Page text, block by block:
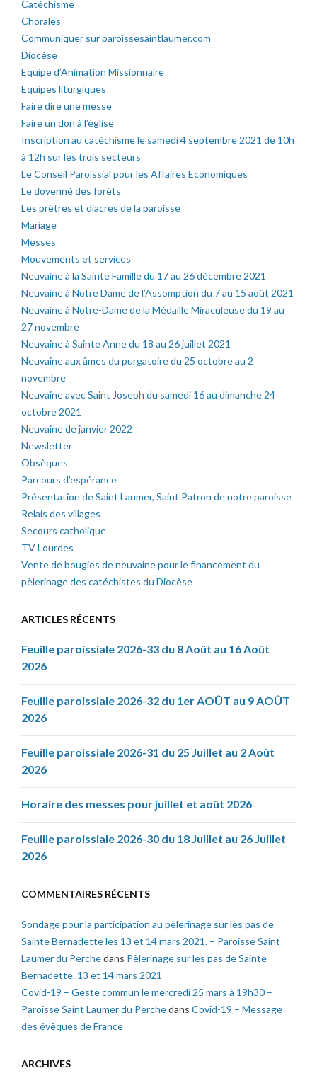
Catéchisme
Chorales
Communiquer sur paroissesaintlaumer.com
Diocèse
Equipe d’Animation Missionnaire
Equipes liturgiques
Faire dire une messe
Faire un don à l’église
Inscription au catéchisme le samedi 4 septembre 2021 de 10h
à 12h sur les trois secteurs
Le Conseil Paroissial pour les Affaires Economiques
Le doyenné des forêts
Les prêtres et diacres de la paroisse
Mariage
Messes
Mouvements et services
Neuvaine à la Sainte Famille du 17 au 26 décembre 2021
Neuvaine à Notre Dame de l’Assomption du 7 au 15 août 2021
Neuvaine à Notre-Dame de la Médaille Miraculeuse du 19 au
27 novembre
Neuvaine à Sainte Anne du 18 au 26 juillet 2021
Neuvaine aux âmes du purgatoire du 25 octobre au 2
novembre
Neuvaine avec Saint Joseph du samedi 16 au dimanche 24
octobre 2021
Neuvaine de janvier 2022
Newsletter
Obsèques
Parcours d’espérance
Présentation de Saint Laumer, Saint Patron de notre paroisse
Relais des villages
Secours catholique
TV Lourdes
Vente de bougies de neuvaine pour le financement du
pèlerinage des catéchistes du Diocèse
ARTICLES RÉCENTS
Feuille paroissiale 2026-33 du 8 Août au 16 Août
2026
Feuille paroissiale 2026-32 du 1er AOÛT au 9 AOÛT
2026
Feuille paroissiale 2026-31 du 25 Juillet au 2 Août
2026
Horaire des messes pour juillet et août 2026
Feuille paroissiale 2026-30 du 18 Juillet au 26 Juillet
2026
COMMENTAIRES RÉCENTS
Sondage pour la participation au pèlerinage sur les pas de
Sainte Bernadette les 13 et 14 mars 2021. – Paroisse Saint
Laumer du Perchedans Pèlerinage sur les pas de Sainte
Bernadette. 13 et 14 mars 2021
Covid-19 – Geste commun le mercredi 25 mars à 19h30 –
Paroisse Saint Laumer du Perchedans Covid-19 – Message
des évêques de France
ARCHIVES